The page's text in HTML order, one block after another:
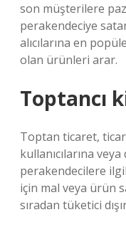
son müşterilere
perakendeciye
alıcılarına en
olan ürünleri arar.
Toptancı
Toptan ticaret,
kullanıcılarına
perakendecilere
için mal veya ürün
sıradan tüketici